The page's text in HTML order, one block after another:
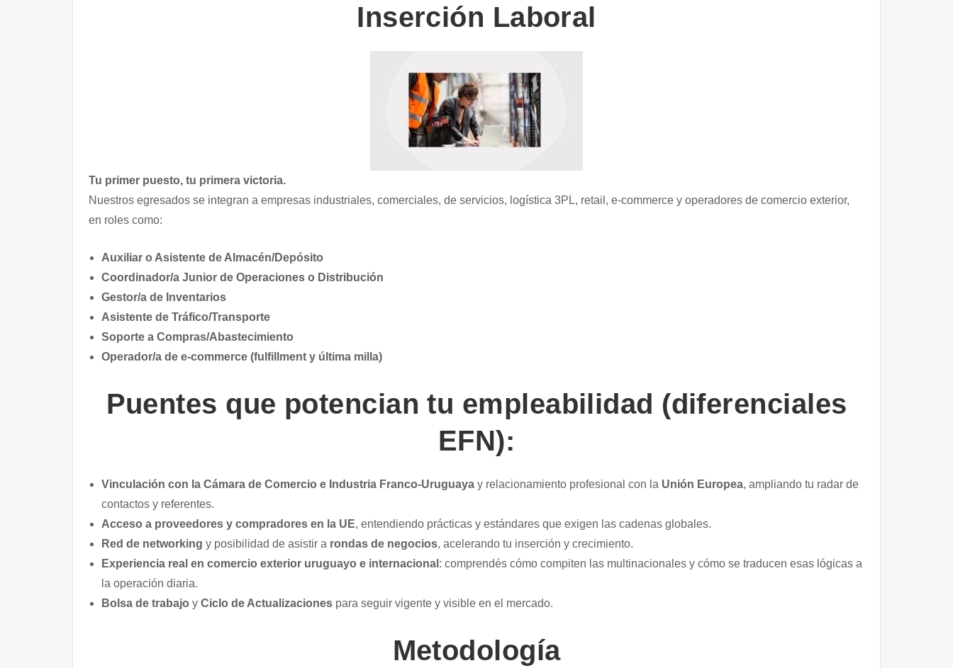
Inserción Laboral
Tu primer puesto, tu primera victoria.
Nuestros egresados se integran a empresas industriales, comerciales, de servicios, logística 3PL, retail, e‑commerce y operadores de comercio exterior,
en roles como:
Auxiliar o Asistente de Almacén/Depósito
Coordinador/a Junior de Operaciones o Distribución
Gestor/a de Inventarios
Asistente de Tráfico/Transporte
Soporte a Compras/Abastecimiento
Operador/a de e‑commerce (fulfillment y última milla)
Puentes que potencian tu empleabilidad (diferenciales
EFN):
Vinculación con la Cámara de Comercio e Industria Franco‑Uruguaya y relacionamiento profesional con la Unión Europea, ampliando tu radar de
contactos y referentes.
Acceso a proveedores y compradores en la UE, entendiendo prácticas y estándares que exigen las cadenas globales.
Red de networking y posibilidad de asistir a rondas de negocios, acelerando tu inserción y crecimiento.
Experiencia real en comercio exterior uruguayo e internacional : comprendés cómo compiten las multinacionales y cómo se traducen esas lógicas a
la operación diaria.
Bolsa de trabajo y Ciclo de Actualizaciones para seguir vigente y visible en el mercado.
Metodología